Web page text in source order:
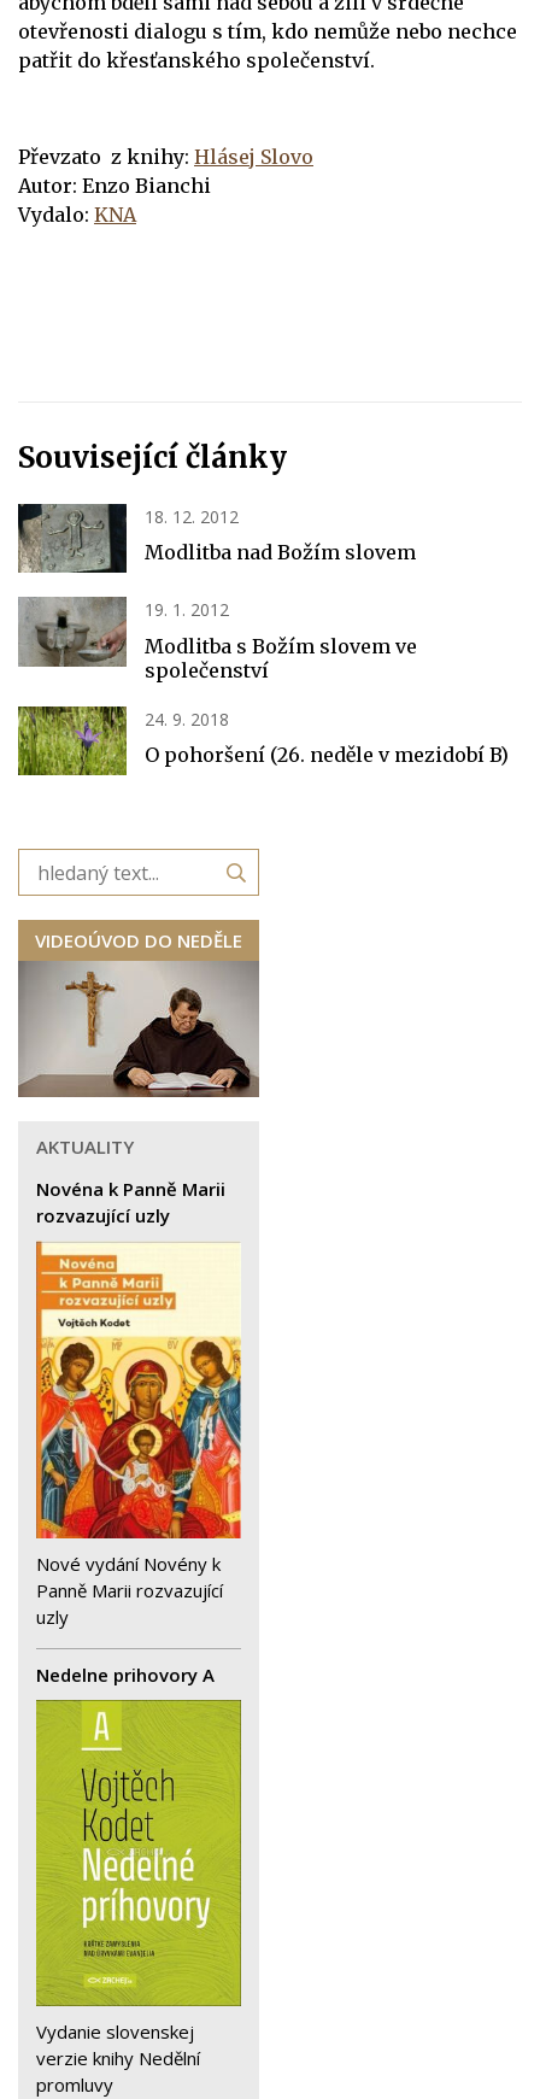
otevřenosti dialogu s tím, kdo nemůže nebo nechce
patřit do křesťanského společenství.
Převzato z knihy: Hlásej Slovo
Autor: Enzo Bianchi
Vydalo: KNA
Související články
18. 12. 2012
Modlitba nad Božím slovem
19. 1. 2012
Modlitba s Božím slovem ve
společenství
24. 9. 2018
O pohoršení (26. neděle v mezidobí B)
VIDEOÚVOD DO NEDĚLE
AKTUALITY
Novéna k Panně Marii
rozvazující uzly
Nové vydání Novény k
Panně Marii rozvazující
uzly
Nedelne prihovory A
Vydanie slovenskej
verzie knihy Nedělní
promluvy